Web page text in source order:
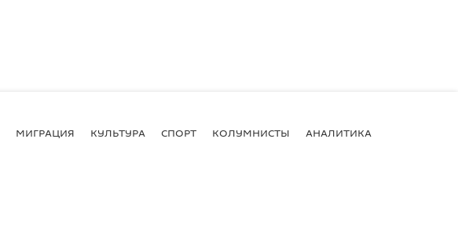
МИГРАЦИЯ КУЛЬТУРА СПОРТ КОЛУМНИСТЫ АНАЛИТИКА